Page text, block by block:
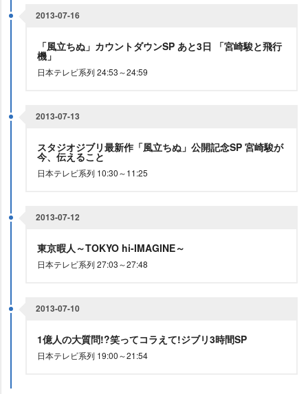
2013-07-16
「風立ちぬ」カウントダウンSP あと3日 「宮崎駿と飛行
機」
日本テレビ系列 24:53～24:59
2013-07-13
スタジオジブリ最新作「風立ちぬ」公開記念SP 宮崎駿が
今、伝えること
日本テレビ系列 10:30～11:25
2013-07-12
東京暇人～TOKYO hi-IMAGINE～
日本テレビ系列 27:03～27:48
2013-07-10
1億人の大質問!?笑ってコラえて!ジブリ3時間SP
日本テレビ系列 19:00～21:54